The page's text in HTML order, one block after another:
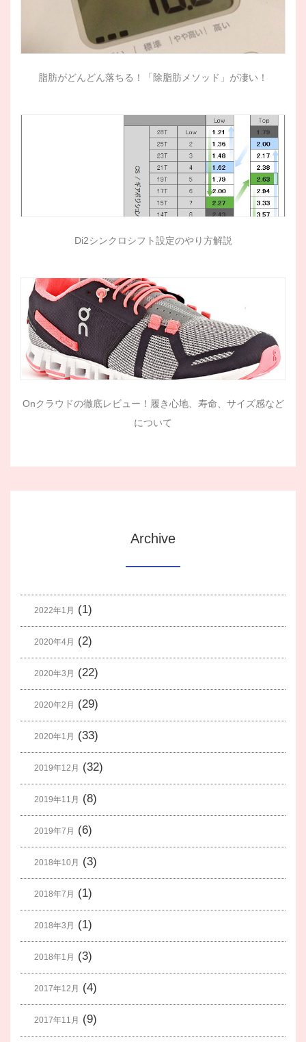
脂肪がどんどん落ちる！「除脂肪メソッド」が凄い！
Di2シンクロシフト設定のやり方解説
Onクラウドの徹底レビュー！履き心地、寿命、サイズ感など
について
Archive
2022年1月 (1)
2020年4月 (2)
2020年3月 (22)
2020年2月 (29)
2020年1月 (33)
2019年12月 (32)
2019年11月 (8)
2019年7月 (6)
2018年10月 (3)
2018年7月 (1)
2018年3月 (1)
2018年1月 (3)
2017年12月 (4)
2017年11月 (9)